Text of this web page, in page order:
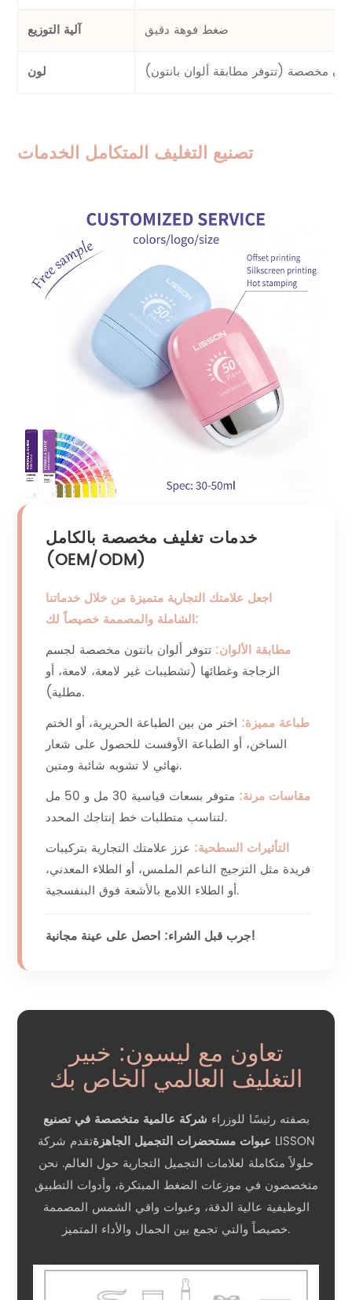
آلية التوزيع ضغط فوهة دقيق
لون مخصصة (تتوفر مطابقة ألوان بانتون)
تصنيع التغليف المتكامل الخدمات
خدمات تغليف مخصصة بالكامل
(OEM/ODM)
اجعل علامتك التجارية متميزة من خلال خدماتنا
الشاملة والمصممة خصيصاً لك:
مطابقة الألوان: تتوفر ألوان بانتون مخصصة لجسم
الزجاجة وغطائها (تشطيبات غير لامعة، لامعة، أو
مطلية).
طباعة مميزة: اختر من بين الطباعة الحريرية، أو الختم
الساخن، أو الطباعة الأوفست للحصول على شعار
نهائي لا تشوبه شائبة ومتين.
مقاسات مرنة:
متوفر بسعات قياسية 30 مل و 50 مل
لتناسب متطلبات خط إنتاجك المحدد.
التأثيرات السطحية: عزز علامتك التجارية بتركيبات
فريدة مثل التزجيج الناعم الملمس، أو الطلاء المعدني،
أو الطلاء اللامع بالأشعة فوق البنفسجية.
جرب قبل الشراء: احصل على عينة مجانية!
تعاون مع ليسون: خبير
التغليف العالمي الخاص بك
بصفته رئيسًا للوزراء شركة عالمية متخصصة في تصنيع
عبوات مستحضرات التجميل الجاهزةتقدم شركة LISSON
حلولاً متكاملة لعلامات التجميل التجارية حول العالم. نحن
متخصصون في موزعات الضغط المبتكرة، وأدوات التطبيق
الوظيفية عالية الدقة، وعبوات واقي الشمس المصممة
خصيصاً والتي تجمع بين الجمال والأداء المتميز.